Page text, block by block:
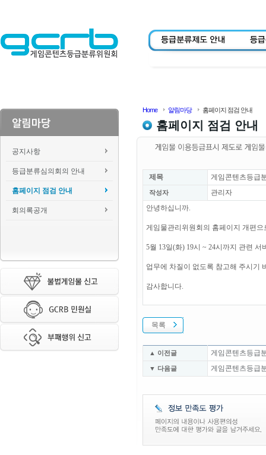
공지사항
등급분류심의회의 안내
홈페이지 점검 안내
회의록공개
Home 알림마당 홈페이지 점검 안내
홈페이지 점검 안내
제목 게임콘텐츠등급
작성자
관리자
안녕하십니까.
게임물관리위원회의 홈페이지 개편으
5월 13일(화) 19시 ~ 24시까지 관련
업무에 차질이 없도록 참고해 주시기
감사합니다.
목록
▲ 이전글 게임콘텐츠등급
▼ 다음글 게임콘텐츠등급